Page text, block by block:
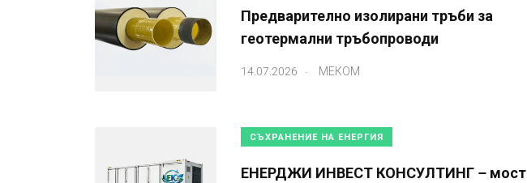
Предварително изолирани тръби за
геотермални тръбопроводи
14.07.2026 МЕКОМ
СЪХРАНЕНИЕ НА ЕНЕРГИЯ
ЕНЕРДЖИ ИНВЕСТ КОНСУЛТИНГ – мост